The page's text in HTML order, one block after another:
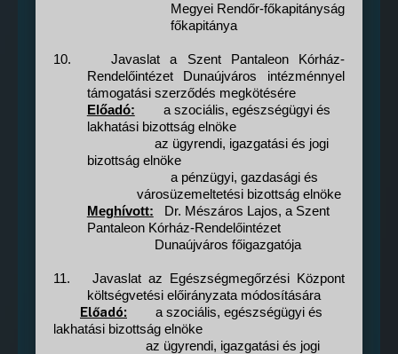
Megyei Rendőr-főkapitányság
főkapitánya
10.
Javaslat a Szent Pantaleon Kórház-
Rendelőintézet Dunaújváros intézménnyel
támogatási szerződés megkötésére
Előadó:
a szociális, egészségügyi és
lakhatási bizottság elnöke
az ügyrendi, igazgatási és jogi
bizottság elnöke
a pénzügyi, gazdasági és
városüzemeltetési bizottság elnöke
Meghívott:
Dr. Mészáros Lajos, a Szent
Pantaleon Kórház-Rendelőintézet
Dunaújváros főigazgatója
11.
Javaslat az Egészségmegőrzési Központ
költségvetési előirányzata módosítására
Előadó:
a szociális, egészségügyi és
lakhatási bizottság elnöke
az ügyrendi, igazgatási és jogi